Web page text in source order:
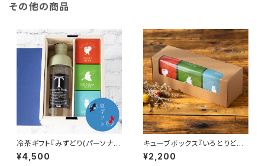
その他の商品
冷茶ギフト『みずどり(パーソナ
ル)』／一人暮らしの友達や日々
を頑張る大切な人へのプレゼン
¥4,500
キューブボックス『いろとりどり
（3個）』／ちょっとした手土産
に！選べるティーバッグキューブ
¥2,200